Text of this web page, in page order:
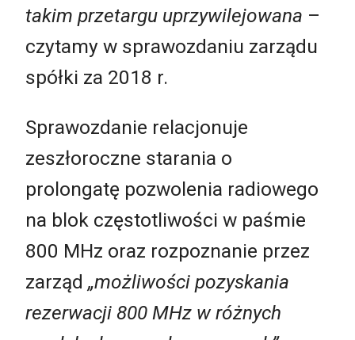
takim przetargu uprzywilejowana –
czytamy w sprawozdaniu zarządu
spółki za 2018 r.
Sprawozdanie relacjonuje
zeszłoroczne starania o
prolongatę pozwolenia radiowego
na blok częstotliwości w paśmie
800 MHz oraz rozpoznanie przez
zarząd „możliwości pozyskania
rezerwacji 800 MHz w różnych